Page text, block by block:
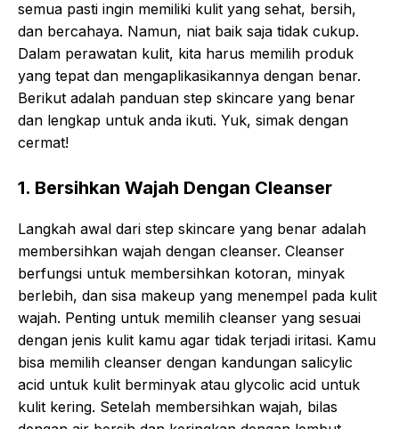
semua pasti ingin memiliki kulit yang sehat, bersih,
dan bercahaya. Namun, niat baik saja tidak cukup.
Dalam perawatan kulit, kita harus memilih produk
yang tepat dan mengaplikasikannya dengan benar.
Berikut adalah panduan step skincare yang benar
dan lengkap untuk anda ikuti. Yuk, simak dengan
cermat!
1. Bersihkan Wajah Dengan Cleanser
Langkah awal dari step skincare yang benar adalah
membersihkan wajah dengan cleanser. Cleanser
berfungsi untuk membersihkan kotoran, minyak
berlebih, dan sisa makeup yang menempel pada kulit
wajah. Penting untuk memilih cleanser yang sesuai
dengan jenis kulit kamu agar tidak terjadi iritasi. Kamu
bisa memilih cleanser dengan kandungan salicylic
acid untuk kulit berminyak atau glycolic acid untuk
kulit kering. Setelah membersihkan wajah, bilas